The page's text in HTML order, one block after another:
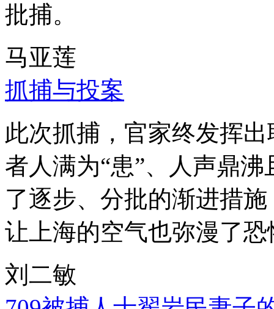
批捕。
马亚莲
抓捕与投案
此次抓捕，官家终发挥
者人满为“患”、人声鼎
了逐步、分批的渐进措
让上海的空气也弥漫了
刘二敏